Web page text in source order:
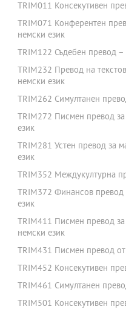
TRIM011 Консекутивен
TRIM071 Конферентен
немски език
TRIM122 Съдебен превод –
TRIM232 Превод на
немски език
TRIM262 Симултанен
TRIM272 Писмен превод
език
TRIM281 Устен превод за
език
TRIM352 Междукултурна
TRIM372 Финансов превод
език
TRIM411 Писмен превод
немски език
TRIM431 Писмен превод
TRIM452 Консекутивен
TRIM461 Симултанен
TRIM501 Консекутивен